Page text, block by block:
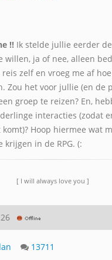
!! Ik stelde jullie eerder
willen, ja of nee, alleen
zelf en vroeg me af
Zou het voor jullie (en de
groep te reizen? En,
interacties (zodat
Hoop hiermee wat
in de RPG. (:
[ I will always love you ]
13711